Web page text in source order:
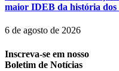
maior IDEB da história dos
6 de agosto de 2026
Inscreva-se em nosso
Boletim de Notícias